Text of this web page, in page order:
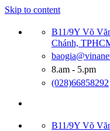
Skip to content
B11/9Y Võ
Chánh,
8.am - 5.pm
(028)66858292
B11/9Y Võ